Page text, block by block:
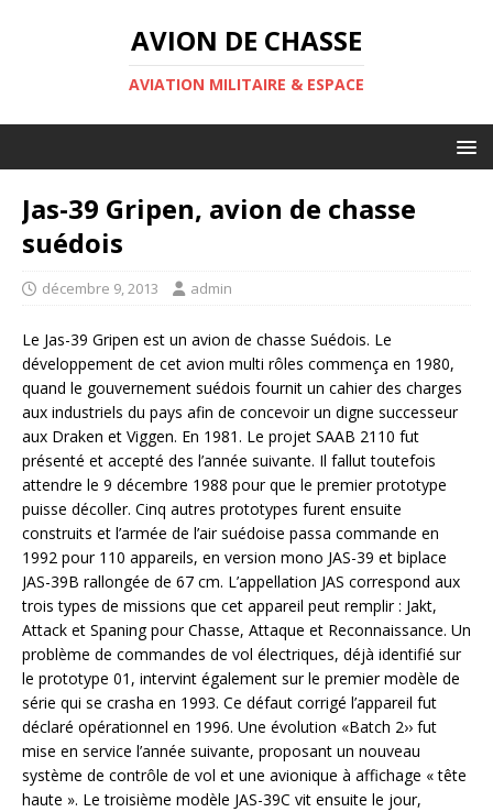
AVION DE CHASSE
AVIATION MILITAIRE & ESPACE
Jas-39 Gripen, avion de chasse
suédois
décembre 9, 2013 admin
Le Jas-39 Gripen est un avion de chasse Suédois. Le
développement de cet avion multi rôles commença en 1980,
quand le gouvernement suédois fournit un cahier des charges
aux industriels du pays afin de concevoir un digne successeur
aux Draken et Viggen. En 1981. Le projet SAAB 2110 fut
présenté et accepté des l’année suivante. Il fallut toutefois
attendre le 9 décembre 1988 pour que le premier prototype
puisse décoller. Cinq autres prototypes furent ensuite
construits et l’armée de l’air suédoise passa commande en
1992 pour 110 appareils, en version mono JAS-39 et biplace
JAS-39B rallongée de 67 cm. L’appellation JAS correspond aux
trois types de missions que cet appareil peut remplir : Jakt,
Attack et Spaning pour Chasse, Attaque et Reconnaissance. Un
problème de commandes de vol électriques, déjà identifié sur
le prototype 01, intervint également sur le premier modèle de
série qui se crasha en 1993. Ce défaut corrigé l’appareil fut
déclaré opérationnel en 1996. Une évolution «Batch 2›› fut
mise en service l’année suivante, proposant un nouveau
système de contrôle de vol et une avionique à affichage « tête
haute ». Le troisième modèle JAS-39C vit ensuite le jour,